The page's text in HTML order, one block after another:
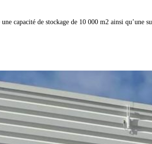
capacité de stockage de 10 000 m2 ainsi qu’une